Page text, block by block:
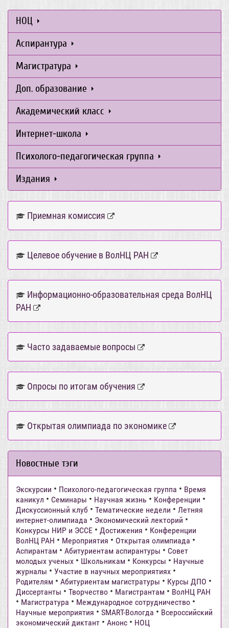
НОЦ
Аспирантура
Магистратура
Доп. образование
Академический класс
Интернет-школа
Психолого-педагогическая группа
Издания
Приемная комиссия
Целевое обучение в ВолНЦ РАН
Информационно-образовательная среда ВолНЦ
РАН
Часто задаваемые вопросы
Опросы по итогам обучения
Открытая олимпиада по экономике
Новостные тэги
Экскурсии • Психолого-педагогическая группа • Время
каникул • Семинары • Научная жизнь • Конференции •
Дискуссионный клуб • Тематические недели • Летняя
интернет-олимпиада • Экономический лекторий •
Конкурсы НИР и ЭССЕ • Достижения • Конференции
ВолНЦ РАН • Мероприятия • Открытая олимпиада •
Аспирантам • Абитуриентам аспирантуры • Совет
молодых ученых • Школьникам • Конкурсы • Научные
журналы • Участие в научных мероприятиях •
Родителям • Абитуриентам магистратуры • Курсы ДПО •
Диссертанты • Творчество • Магистрантам • ВолНЦ РАН
• Магистратура • Международное сотрудничество •
Научные мероприятия • SMART-Вологда • Всероссийский
экономический диктант • Анонс • НОЦ